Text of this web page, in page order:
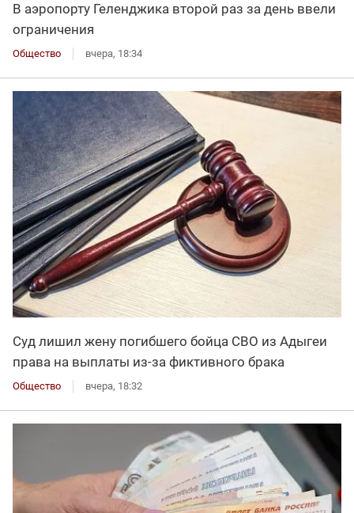
В аэропорту Геленджика второй раз за день ввели
ограничения
Общество вчера, 18:34
Суд лишил жену погибшего бойца СВО из Адыгеи
права на выплаты из-за фиктивного брака
Общество вчера, 18:32